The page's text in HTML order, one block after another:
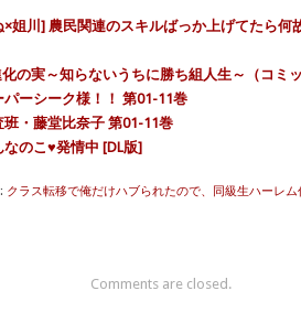
姐川] 農民関連のスキルばっか上げてたら何
の実～知らないうちに勝ち組人生～（コミ
ーシーク様！！ 第01-11巻
・藤堂比奈子 第01-11巻
のこ♥発情中 [DL版]
クラス転移で俺だけハブられたので、同級生ハーレ
Comments are closed.